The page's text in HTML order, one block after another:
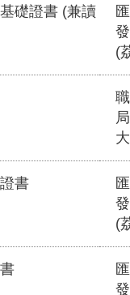
礎證書 (兼讀
(
書
(